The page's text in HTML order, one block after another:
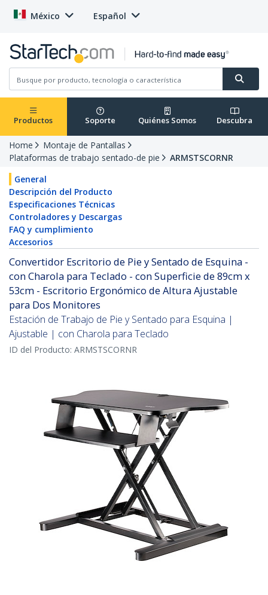
México Español
Productos Soporte Quiénes Somos Descubra
Home
Montaje de Pantallas
Plataformas de trabajo sentado-de pie
ARMSTSCORNR
General
Descripción del Producto
Especificaciones Técnicas
Controladores y Descargas
FAQ y cumplimiento
Accesorios
Convertidor Escritorio de Pie y Sentado de Esquina -
con Charola para Teclado - con Superficie de 89cm x
53cm - Escritorio Ergonómico de Altura Ajustable
para Dos Monitores
Estación de Trabajo de Pie y Sentado para Esquina |
Ajustable | con Charola para Teclado
ID del Producto: ARMSTSCORNR